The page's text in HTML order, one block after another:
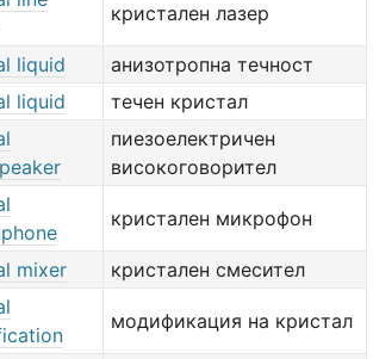
кристален лазер
liquid
анизотропна течност
liquid течен кристал
пиезоелектричен
високоговорител
кристален микрофон
mixer кристален смесител
модификация на кристал